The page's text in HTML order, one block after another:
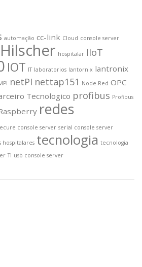
automação cc-link Cloud console server
Hilscher hospitalar IIoT
IOT IT laboratorios lantornix lantronix
netPI nettap151 Node-Red OPC
Tecnologico profibus Profibus
redes
console server serial console server
hospitalares tecnologia tecnologia
TI usb console server